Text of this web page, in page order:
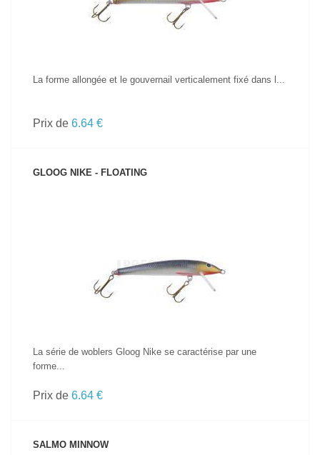
La forme allongée et le gouvernail verticalement fixé dans l...
Prix de 6.64 €
GLOOG NIKE - FLOATING
La série de woblers Gloog Nike se caractérise par une
forme...
Prix de 6.64 €
SALMO MINNOW